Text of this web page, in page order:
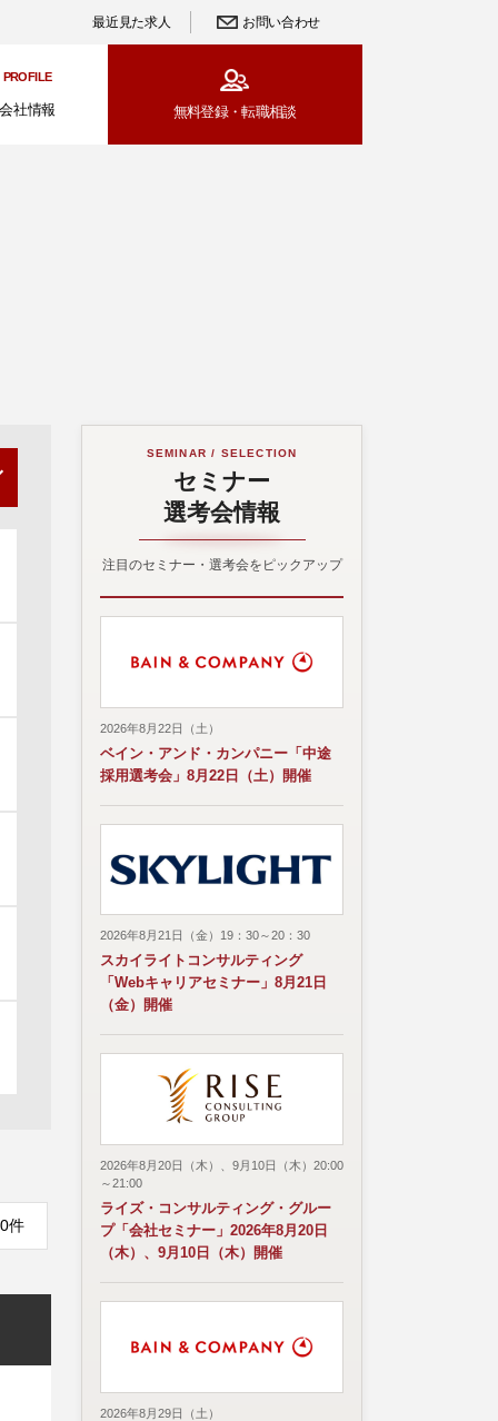
最近見た求人 お問い合わせ
PROFILE
会社情報 無料登録・転職相談
件
SEMINAR / SELECTION
セミナー
選考会情報
注目のセミナー・選考会をピックアップ
2026年8月22日（土）
ベイン・アンド・カンパニー「中途
採用選考会」8月22日（土）開催
2026年8月21日（金）19：30～20：30
スカイライトコンサルティング
「Webキャリアセミナー」8月21日
（金）開催
2026年8月20日（木）、9月10日（木）20:00
～21:00
ライズ・コンサルティング・グルー
プ「会社セミナー」2026年8月20日
（木）、9月10日（木）開催
2026年8月29日（土）